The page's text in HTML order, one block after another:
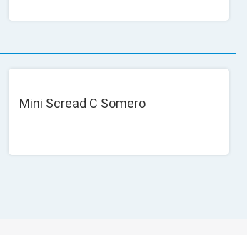
Mini Scread C Somero